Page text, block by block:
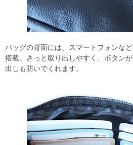
バッグの背面には、スマートフォンな
搭載。さっと取り出しやすく、ボタン
出しも防いでくれます。